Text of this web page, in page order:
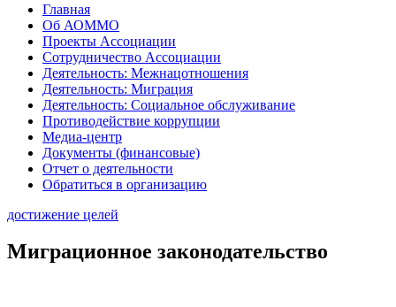
Главная
Об АОММО
Проекты Ассоциации
Сотрудничество Ассоциации
Деятельность: Межнацотношения
Деятельность: Миграция
Деятельность: Социальное обслуживание
Противодействие коррупции
Медиа-центр
Документы (финансовые)
Отчет о деятельности
Обратиться в организацию
достижение целей
Миграционное законодательство